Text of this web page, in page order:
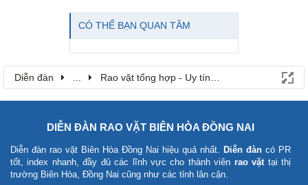
CÓ THỂ BẠN QUAN TÂM
Diễn đàn Rao vặt tổng hợp - Uy tín - Miễn phí
DIỄN ĐÀN RAO VẶT BIÊN HÒA ĐỒNG NAI
Diễn đàn rao vặt Biên Hòa Đồng Nai hiệu quả nhất. Diễn đàn có PR
tốt, index nhanh, đầy đủ các lĩnh vực cho thành viên rao vặt tại thị
trường Biên Hòa, Đồng Nai cũng như các tỉnh lân cận.